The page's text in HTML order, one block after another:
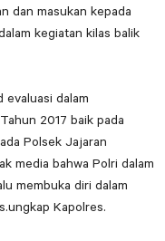
dan masukan kepada
kegiatan kilas balik
evaluasi dalam
2017 baik pada
Polsek Jajaran
media bahwa Polri dalam
membuka diri dalam
Kapolres.